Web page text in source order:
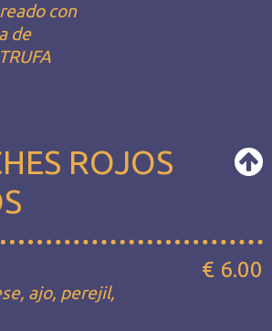
con
de
ROJOS
ajo, perejil,
€ 6.00